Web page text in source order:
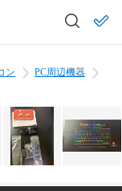
ン
PC周辺機器